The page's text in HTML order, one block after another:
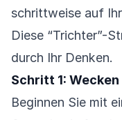
schrittweise auf
Diese “Trichter”-
durch Ihr Denken.
Schritt 1:
Beginnen Sie mit